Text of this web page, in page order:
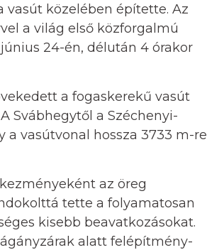
vasút közelében építette. Az
a világ első közforgalmú
24-én, délután 4 órakor
a fogaskerekű vasút
Svábhegytől a Széchenyi-
a vasútvonal hossza 3733 m-re
az öreg
tette a folyamatosan
kisebb beavatkozásokat.
alatt felépítmény-